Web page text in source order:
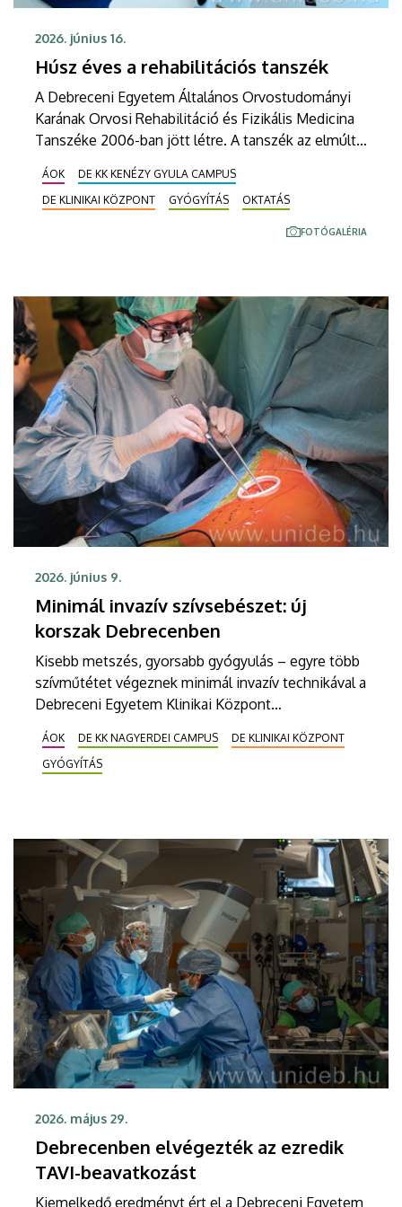
2026. június 16.
Húsz éves a rehabilitációs tanszék
A Debreceni Egyetem Általános Orvostudományi
Karának Orvosi Rehabilitáció és Fizikális Medicina
Tanszéke 2006-ban jött létre. A tanszék az elmúlt
kutatásának és betegellátásának meghatározó
központjává vált. Az évforduló alkalmából
rendezett ünnepségen a szakemberek a tanszék
ÁOK
DE KK KENÉZY GYULA CAMPUS
DE KLINIKAI KÖZPONT
GYÓGYÍTÁS OKTATÁS
FOTÓGALÉRIA
2026. június 9.
Minimál invazív szívsebészet: új
korszak Debrecenben
Kisebb metszés, gyorsabb gyógyulás – egyre több
szívműtétet végeznek minimál invazív technikával a
Debreceni Egyetem Klinikai Központ
metszéssel végzett beavatkozások kisebb
megterhelést jelentenek a betegek számára,
ÁOK DE KK NAGYERDEI CAMPUS
DE KLINIKAI KÖZPONT
GYÓGYÍTÁS
2026. május 29.
Debrecenben elvégezték az ezredik
TAVI-beavatkozást
Kiemelkedő eredményt ért el a Debreceni Egyetem